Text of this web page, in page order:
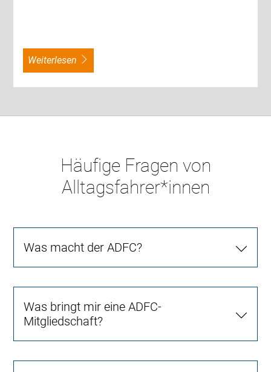
weiterlesen
Häufige Fragen von
Alltagsfahrer*innen
Was macht der ADFC?
Was bringt mir eine ADFC-
Mitgliedschaft?